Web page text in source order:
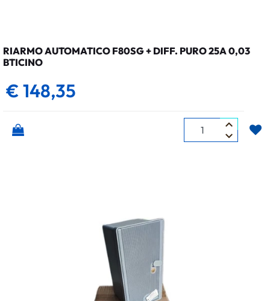
RIARMO AUTOMATICO F80SG + DIFF. PURO 25A 0,03
BTICINO
€ 148,35
Quantità